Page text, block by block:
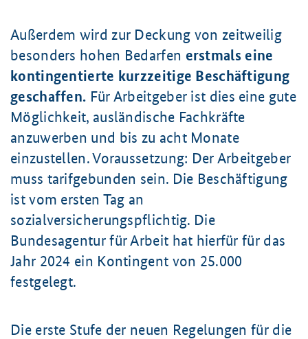
Außerdem wird zur Deckung von zeitweilig
besonders hohen Bedarfen erstmals eine
kontingentierte kurzzeitige Beschäftigung
geschaffen. Für Arbeitgeber ist dies eine gute
Möglichkeit, ausländische Fachkräfte
anzuwerben und bis zu acht Monate
einzustellen. Voraussetzung: Der Arbeitgeber
muss tarifgebunden sein. Die Beschäftigung
ist vom ersten Tag an
sozialversicherungspflichtig. Die
Bundesagentur für Arbeit hat hierfür für das
Jahr 2024 ein Kontingent von 25.000
festgelegt.
Die erste Stufe der neuen Regelungen für die